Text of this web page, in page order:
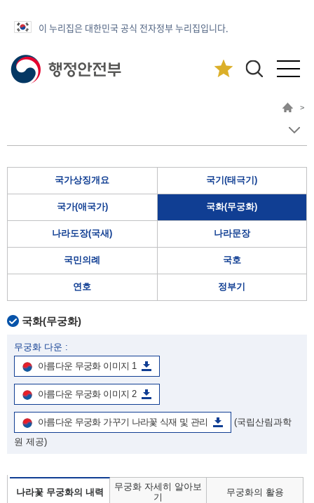
이 누리집은 대한민국 공식 전자정부 누리집입니다.
>
국가상징개요 국기(태극기)
국가(애국가) 국화(무궁화)
나라도장(국새) 나라문장
국민의례 국호
연호 정부기
국화(무궁화)
무궁화 다운 :
아름다운 무궁화 이미지 1
아름다운 무궁화 이미지 2
아름다운 무궁화 가꾸기 나라꽃 식재 및 관리
(국립산림과학
원 제공)
나라꽃 무궁화의 내력
무궁화 자세히 알아보
기
무궁화의 활용